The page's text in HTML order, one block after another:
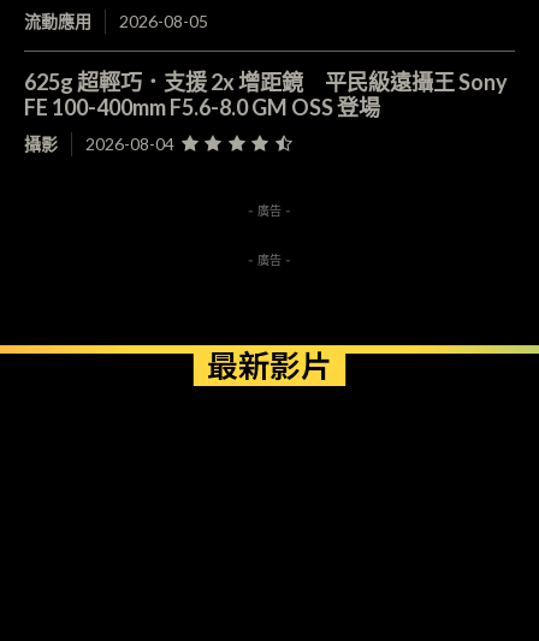
流動應用 2026-08-05
625g 超輕巧．支援 2x 增距鏡 平民級遠攝王 Sony
FE 100-400mm F5.6-8.0 GM OSS 登場
攝影 2026-08-04
- 廣告 -
- 廣告 -
最新影片